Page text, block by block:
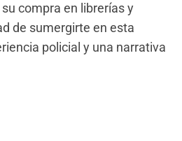
compra en librerías y
de sumergirte en esta
policial y una narrativa